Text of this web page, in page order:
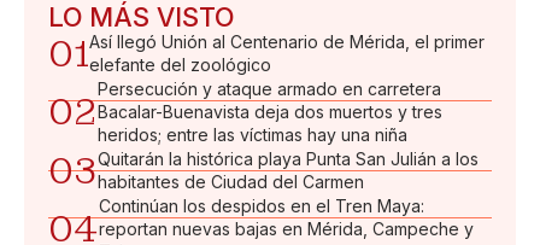
LO MÁS VISTO
01Así llegó Unión al Centenario de Mérida, el primer
elefante del zoológico
02
Persecución y ataque armado en carretera
Bacalar-Buenavista deja dos muertos y tres
heridos; entre las víctimas hay una niña
03Quitarán la histórica playa Punta San Julián a los
habitantes de Ciudad del Carmen
04
Continúan los despidos en el Tren Maya:
reportan nuevas bajas en Mérida, Campeche y